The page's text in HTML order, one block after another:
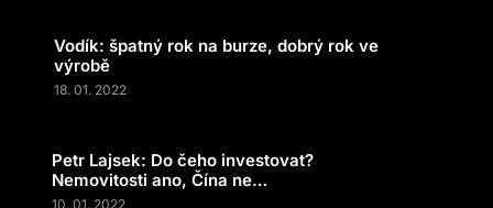
Vodík: špatný rok na burze, dobrý rok ve
výrobě
18. 01. 2022
Petr Lajsek: Do čeho investovat?
Nemovitosti ano, Čína ne…
10. 01. 2022